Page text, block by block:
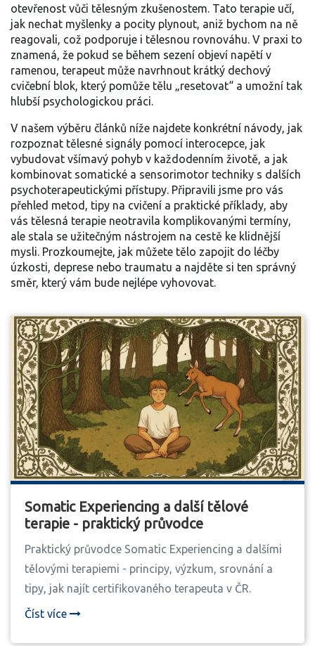
otevřenost vůči tělesným zkušenostem. Tato terapie učí,
jak nechat myšlenky a pocity plynout, aniž bychom na ně
reagovali, což podporuje i tělesnou rovnováhu. V praxi to
znamená, že pokud se během sezení objeví napětí v
ramenou, terapeut může navrhnout krátký dechový
cvičební blok, který pomůže tělu „resetovat“ a umožní tak
hlubší psychologickou práci.
V našem výběru článků níže najdete konkrétní návody, jak
rozpoznat tělesné signály pomocí interocepce, jak
vybudovat všímavý pohyb v každodenním životě, a jak
kombinovat somatické a sensorimotor techniky s dalších
psychoterapeutickými přístupy. Připravili jsme pro vás
přehled metod, tipy na cvičení a praktické příklady, aby
vás tělesná terapie neotravila komplikovanými termíny,
ale stala se užitečným nástrojem na cestě ke klidnější
mysli. Prozkoumejte, jak můžete tělo zapojit do léčby
úzkosti, deprese nebo traumatu a najděte si ten správný
směr, který vám bude nejlépe vyhovovat.
Somatic Experiencing a další tělové
terapie - praktický průvodce
Praktický průvodce Somatic Experiencing a dalšími
tělovými terapiemi - principy, výzkum, srovnání a
tipy, jak najít certifikovaného terapeuta v ČR.
Číst více